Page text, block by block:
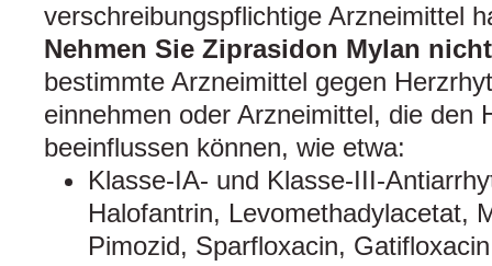
verschreibungspflichtige Arzneimittel
Nehmen Sie Ziprasidon Mylan
bestimmte Arzneimittel gegen
einnehmen oder Arzneimittel, die den
beeinflussen können, wie etwa:
Klasse-IA- und Klasse-III-
Halofantrin, Levomethadylacetat,
Pimozid, Sparfloxacin,